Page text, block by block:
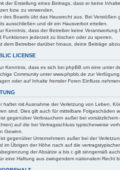
der Erstellung eines Beitrags, dass er keine
bzw. zu verwenden.
des Boards übt das Hausrecht aus. Bei
ausschließen und dir ein Hausverbot erteilen.
Kenntnis, dass der Betreiber keine
Funktionen jederzeit zu löschen oder zu sperren.
dem Betreiber darüber hinaus, deine Beiträge
LICENSE
Kenntnis, dass es sich bei phpBB um eine unter der
Community unter www.phpbb.de zur
oder auf Inhalte fremder Foren Einfluss nehmen.
haftet mit Ausnahme der Verletzung von Leben,
sind. Dies gilt auch für mittelbare Folgeschäden
gegenüber Verbrauchern außer bei
auf die bei Vertragsschluss typischerweise
Gewinn.
gegenüber Unternehmern außer bei der
im Übrigen der Höhe nach auf die
der Absätze a bis c gilt sinngemäß
eine Haftung aus zwingendem nationalem Recht